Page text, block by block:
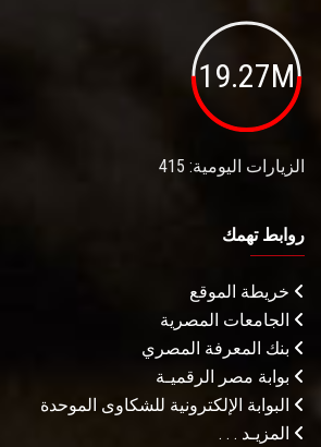
19.27M
الزيارات اليومية: 415
روابط تهمك
خريطة الموقع
الجامعات المصرية
بنك المعرفة المصري
بوابة مصر الرقميـة
البوابة الإلكترونية للشكاوى الموحدة
المزيـد . . .